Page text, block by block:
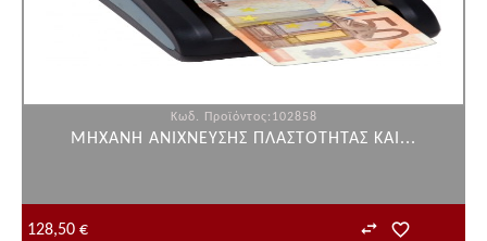
Κωδ. Προϊόντος:102858
ΜΗΧΑΝΗ ΑΝΙΧΝΕΥΣΗΣ ΠΛΑΣΤΟΤΗΤΑΣ ΚΑΙ...
128,50 €